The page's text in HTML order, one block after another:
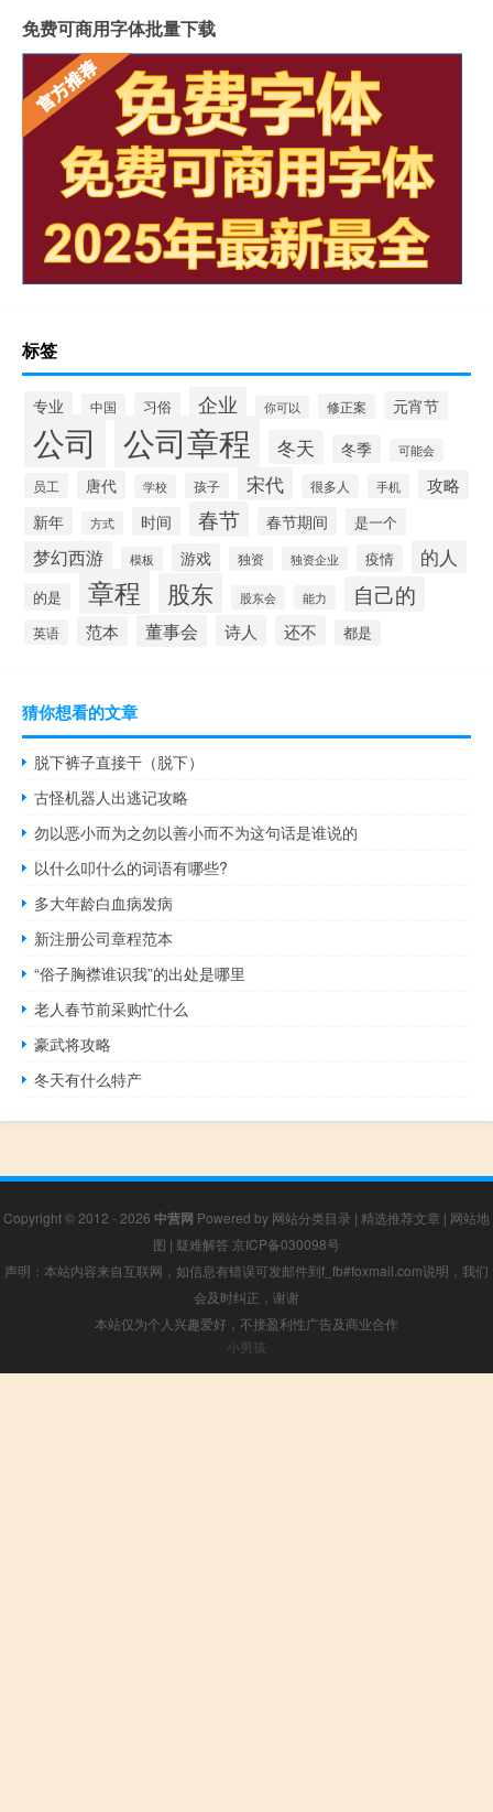
免费可商用字体批量下载
标签
专业 中国 习俗 企业 你可以 修正案 元宵节
公司 公司章程 冬天 冬季 可能会
员工 唐代 学校 孩子 宋代 很多人 手机 攻略
新年 方式 时间 春节 春节期间 是一个
梦幻西游 模板 游戏 独资 独资企业 疫情 的人
的是 章程 股东 股东会 能力 自己的
英语 范本 董事会 诗人 还不 都是
猜你想看的文章
脱下裤子直接干（脱下）
古怪机器人出逃记攻略
勿以恶小而为之勿以善小而不为这句话是谁说的
以什么叩什么的词语有哪些?
多大年龄白血病发病
新注册公司章程范本
“俗子胸襟谁识我”的出处是哪里
老人春节前采购忙什么
豪武将攻略
冬天有什么特产
Copyright © 2012 - 2026 中营网 Powered by 网站分类目录 | 精选推荐文章 | 网站地
图 | 疑难解答 京ICP备030098号
声明：本站内容来自互联网，如信息有错误可发邮件到f_fb#foxmail.com说明，我们
会及时纠正，谢谢
本站仅为个人兴趣爱好，不接盈利性广告及商业合作
小男孩